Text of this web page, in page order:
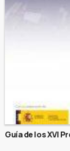
Guía de los XVI